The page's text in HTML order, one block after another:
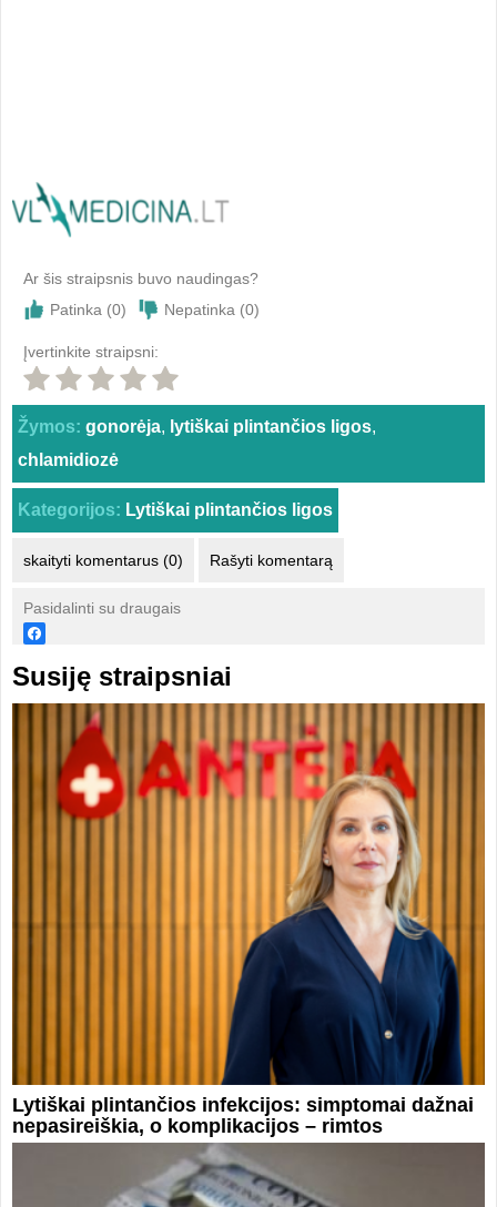
Ar šis straipsnis buvo naudingas?
Patinka (0) Nepatinka (0)
Įvertinkite straipsni:
Žymos: gonorėja, lytiškai plintančios ligos,
chlamidiozė
Kategorijos: Lytiškai plintančios ligos
skaityti komentarus (0) Rašyti komentarą
Pasidalinti su draugais
Susiję straipsniai
Lytiškai plintančios infekcijos: simptomai dažnai
nepasireiškia, o komplikacijos – rimtos